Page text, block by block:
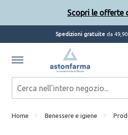
Spedizioni gratuite da
Home Benessere e igiene
Scopri le offerte